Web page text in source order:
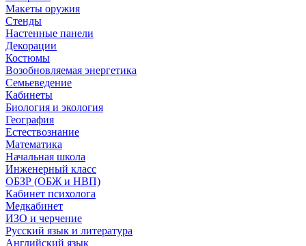
Макеты оружия
Стенды
Настенные панели
Декорации
Костюмы
Возобновляемая энергетика
Семьеведение
Кабинеты
Биология и экология
География
Естествознание
Математика
Начальная школа
Инженерный класс
ОБЗР (ОБЖ и НВП)
Кабинет психолога
Медкабинет
ИЗО и черчение
Русский язык и литература
Английский язык